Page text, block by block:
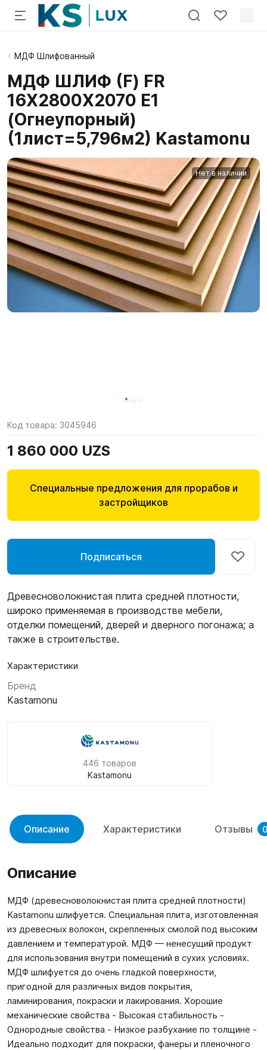
МДФ Шлифованный
МДФ ШЛИФ (F) FR
16X2800X2070 E1
(Огнеупорный)
(1лист=5,796м2) Kastamonu
Нет в наличии
Код товара: 3045946
1 860 000 UZS
Специальные предложения для прорабов и
застройщиков
Подписаться
Древесноволокнистая плита средней плотности,
широко применяемая в производстве мебели,
отделки помещений, дверей и дверного погонажа; а
также в строительстве.
Характеристики
Бренд
Kastamonu
446 товаров
Kastamonu
Описание Характеристики Отзывы 0
Описание
МДФ (древесноволокнистая плита средней плотности)
Kastamonu шлифуется. Специальная плита, изготовленная
из древесных волокон, скрепленных смолой под высоким
давлением и температурой. МДФ — ненесущий продукт
для использования внутри помещений в сухих условиях.
МДФ шлифуется до очень гладкой поверхности,
пригодной для различных видов покрытия,
ламинирования, покраски и лакирования. Хорошие
механические свойства - Высокая стабильность -
Однородные свойства - Низкое разбухание по толщине -
Идеально подходит для покраски, фанеры и пленочного